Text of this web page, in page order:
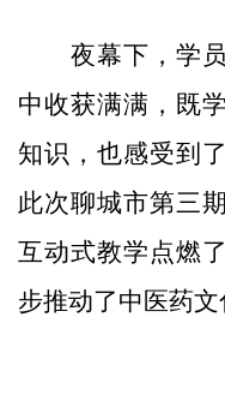
夜幕下，学员
中收获满满，既
知识，也感受到
此次聊城市第三
互动式教学点燃
步推动了中医药文